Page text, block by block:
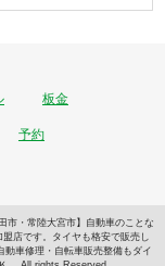
板金
予約
市・常陸大宮市】自動車のことな
店です。タイヤも格安で販売し
車修理・自転車販売整備もダイ